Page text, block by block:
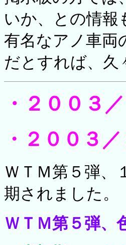
いか、との情報
有名なアノ車両
だとすれば、久
・２００３
・２００３
ＷＴＭ第５弾、
期されました
ＷＴＭ第５弾